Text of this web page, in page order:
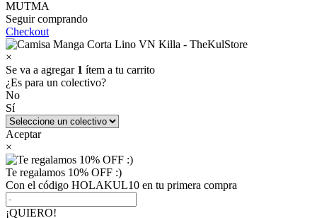
MUTMA
Seguir comprando
Checkout
×
Se va a agregar 1 ítem a tu carrito
¿Es para un colectivo?
No
Sí
Aceptar
×
Te regalamos 10% OFF :)
Con el código HOLAKUL10 en tu primera compra
¡QUIERO!